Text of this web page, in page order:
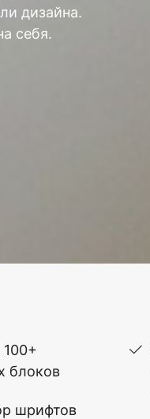
дизайна.
себя.
100+
блоков
шрифтов